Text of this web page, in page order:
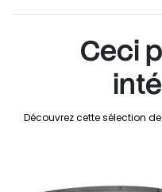
Ceci
Découvrez cette sélection